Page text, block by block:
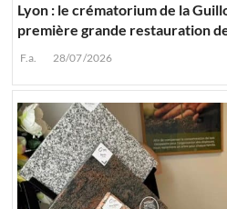
Lyon : le crématorium de la
première grande restauration
F.a. 28/07/2026